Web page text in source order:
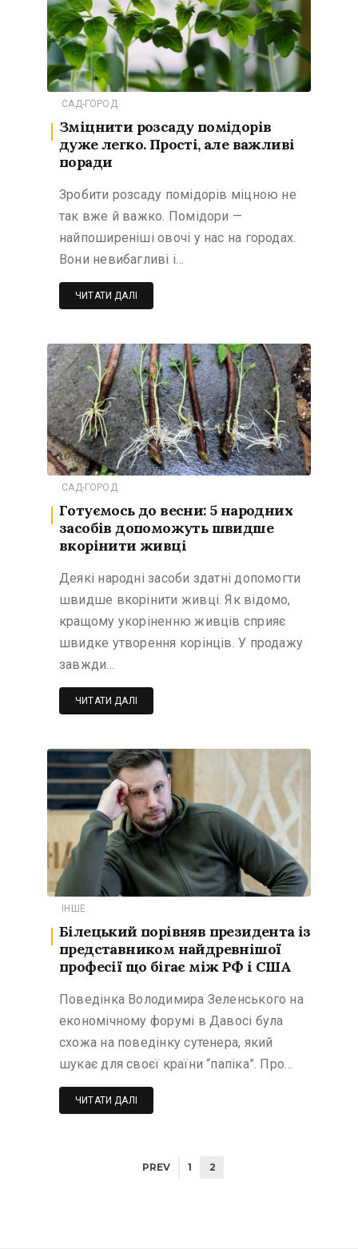
САД-ГОРОД
Зміцнити розсаду помідорів
дуже легко. Прості, але важливі
поради
Зробити розсаду помідорів міцною не
так вже й важко. Помідори —
найпоширеніші овочі у нас на городах.
Вони невибагливі і…
ЧИТАТИ ДАЛІ
САД-ГОРОД
Готуємось до весни: 5 народних
засобів допоможуть швидше
вкорінити живці
Деякі народні засоби здатні допомогти
швидше вкорінити живці. Як відомо,
кращому укоріненню живців сприяє
швидке утворення корінців. У продажу
завжди…
ЧИТАТИ ДАЛІ
ІНШЕ
Білецький порівняв президента із
представником найдревнішої
професії що бігає між РФ і США
Поведінка Володимира Зеленського на
економічному форумі в Давосі була
схожа на поведінку сутенера, який
шукає для своєї країни “папіка”. Про…
ЧИТАТИ ДАЛІ
PREV 1 2